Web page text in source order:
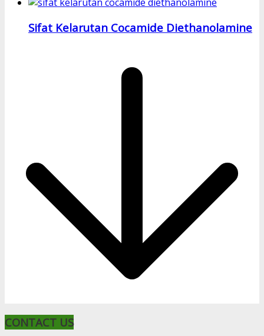
Sifat Kelarutan Cocamide Diethanolamine
CONTACT US